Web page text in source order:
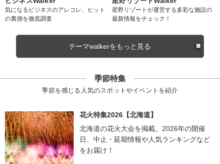
気になるビジネスのアレコレ、ヒット
の裏側を徹底調査
星野リゾートが運営する多彩な施設の
最新情報をチェック！
テーマwalkerをもっと見る
季節特集
季節を感じる人気のスポットやイベントを紹介
花火特集2026【北海道】
北海道の花火大会を掲載。2026年の開催
日、中止・延期情報や人気ランキングなど
をお届け！